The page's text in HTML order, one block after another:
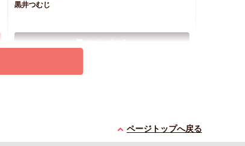
黒井つむじ
ページトップへ戻る